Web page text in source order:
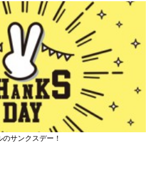
サンクスデー！